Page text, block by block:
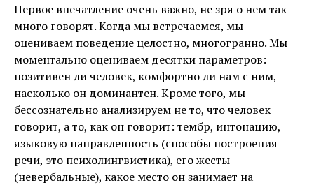
Первое впечатление очень важно, не зря о нем так
много говорят. Когда мы встречаемся, мы
оцениваем поведение целостно, многогранно. Мы
моментально оцениваем десятки параметров:
позитивен ли человек, комфортно ли нам с ним,
насколько он доминантен. Кроме того, мы
бессознательно анализируем не то, что человек
говорит, а то, как он говорит: тембр, интонацию,
языковую направленность (способы построения
речи, это психолингвистика), его жесты
(невербальные), какое место он занимает на